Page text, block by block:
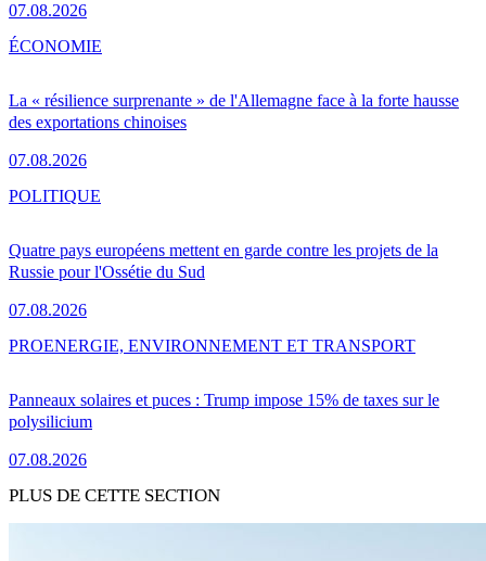
07.08.2026
La « résilience surprenante » de l'Allemagne face à la forte hausse
des exportations chinoises
07.08.2026
ÉCONOMIE
Quatre pays européens mettent en garde contre les projets de la
Russie pour l'Ossétie du Sud
07.08.2026
POLITIQUE
Panneaux solaires et puces : Trump impose 15% de taxes sur le
polysilicium
07.08.2026
PROENERGIE, ENVIRONNEMENT ET TRANSPORT
PLUS DE CETTE SECTION